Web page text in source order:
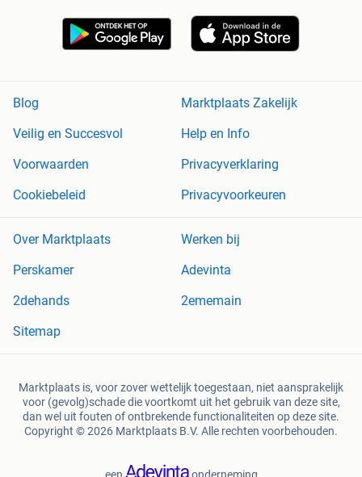
Blog
Marktplaats Zakelijk
Veilig en Succesvol
Help en Info
Voorwaarden
Privacyverklaring
Cookiebeleid
Privacyvoorkeuren
Over Marktplaats
Werken bij
Perskamer
Adevinta
2dehands
2ememain
Sitemap
Marktplaats is, voor zover wettelijk toegestaan, niet aansprakelijk
voor (gevolg)schade die voortkomt uit het gebruik van deze site,
dan wel uit fouten of ontbrekende functionaliteiten op deze site.
Copyright © 2026 Marktplaats B.V. Alle rechten voorbehouden.